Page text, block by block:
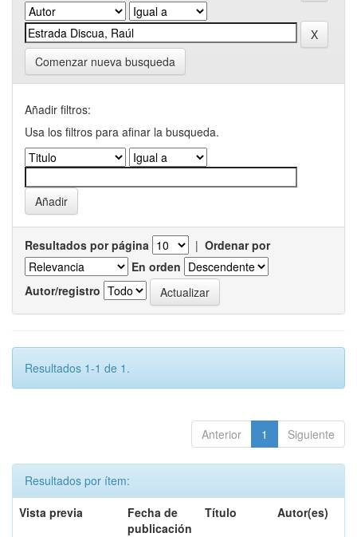
Comenzar nueva busqueda
Añadir filtros:
Usa los filtros para afinar la busqueda.
Resultados por página | Ordenar por
En orden
Autor/registro
Resultados 1-1 de 1.
Anterior 1 Siguiente
Resultados por ítem:
Vista previa
Fecha de
publicación
Título Autor(es)